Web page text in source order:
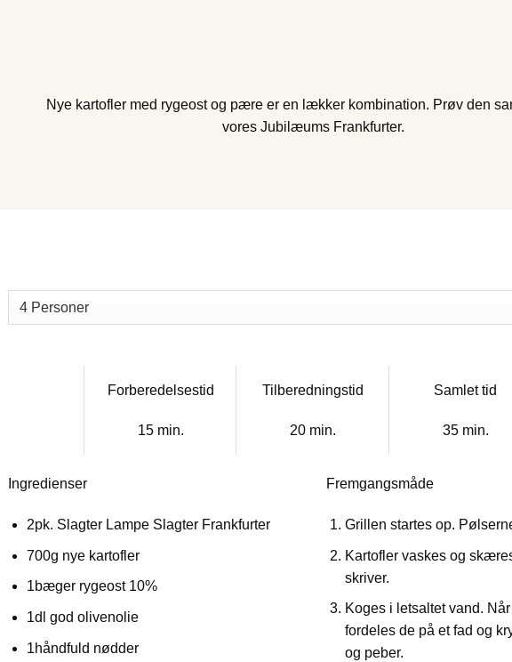
Nye kartofler med rygeost og pære er en lækker kombination. Prøv den
vores Jubilæums Frankfurter.
Forberedelsestid
15 min.
Tilberedningstid
20 min.
Samlet tid
35 min.
Ingredienser
2pk. Slagter Lampe Slagter Frankfurter
700g nye kartofler
1bæger rygeost 10%
1dl god olivenolie
1håndfuld nødder
Fremgangsmåde
Grillen startes op.
Kartofler vaskes og
skriver.
Koges i letsaltet vand.
fordeles de på et fad og
og peber.